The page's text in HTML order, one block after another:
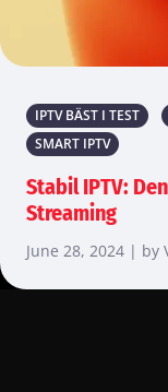
IPTV BÄST I TEST
SMART IPTV
Stabil IPTV:
Streaming
June 28, 2024 | by